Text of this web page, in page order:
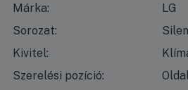
Márka:
LG
Sorozat:
Kivitel:
Szerelési pozíció: